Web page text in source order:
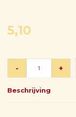
5,10
- +
Beschrijving